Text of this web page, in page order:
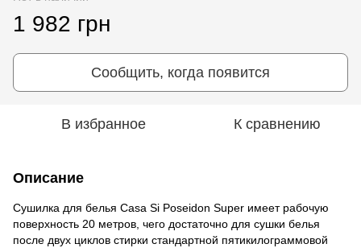
1 982 грн
Сообщить, когда появится
В избранное К сравнению
Описание
Сушилка для белья Casa Si Poseidon Super имеет рабочую
поверхность 20 метров, чего достаточно для сушки белья
после двух циклов стирки стандартной пятикилограммовой